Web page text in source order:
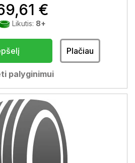
€
Likutis: 8+
Plačiau
palyginimui